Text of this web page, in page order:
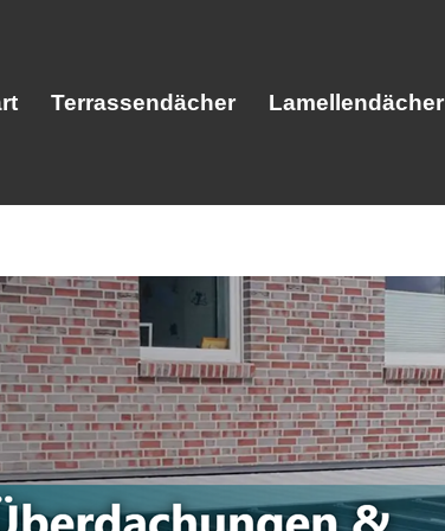
Terrassendächer Lamellendächer